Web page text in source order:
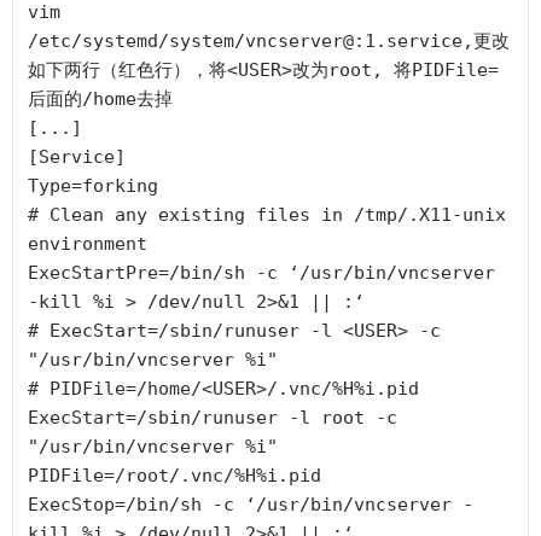
vim
/etc/systemd/system/vncserver@:1.service,更改
如下两行（红色行），将<USER>改为root, 将PIDFile=
后面的/home去掉
[...]
[Service]
Type=forking
# Clean any existing files in /tmp/.X11-unix
environment
ExecStartPre=/bin/sh -c ‘/usr/bin/vncserver
-kill %i > /dev/null 2>&1 || :‘
# ExecStart=/sbin/runuser -l <USER> -c
"/usr/bin/vncserver %i"
# PIDFile=/home/<USER>/.vnc/%H%i.pid
ExecStart=/sbin/runuser -l root -c
"/usr/bin/vncserver %i"
PIDFile=/root/.vnc/%H%i.pid
ExecStop=/bin/sh -c ‘/usr/bin/vncserver -